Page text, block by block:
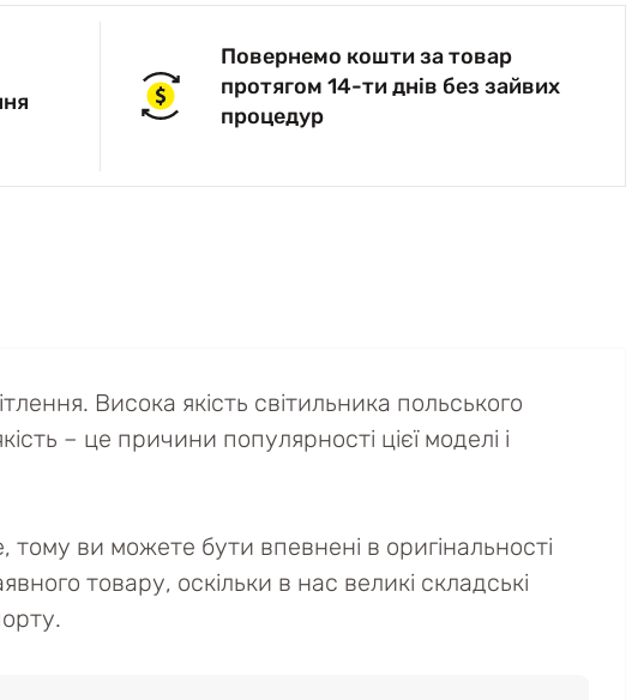
Повернемо кошти за товар
протягом 14-ти днів без зайвих
процедур
Висока якість світильника польського
– це причини популярності цієї моделі і
ви можете бути впевнені в оригінальності
товару, оскільки в нас великі складські